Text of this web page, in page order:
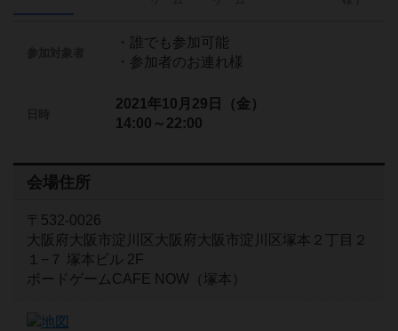
・誰でも参加可能
・参加者のお連れ様
2021年10月29日（金）
14:00～22:00
会場住所
〒532-0026
大阪府大阪市淀川区大阪府大阪市淀川区塚本２丁目２
１−７ 塚本ビル 2F
ボードゲームCAFE NOW（塚本）